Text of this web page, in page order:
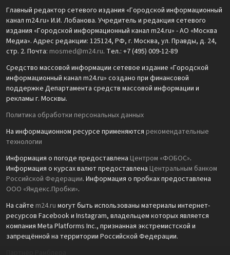
Главный редактор сетевого издания «Городской информационный
канал m24.ru» И.И. Лобанова. Учредитель и редакция сетевого
издания «Городской информационный канал m24.ru» - АО «Москва
Медиа». Адрес редакции: 125124, РФ, г. Москва, ул. Правды, д. 24,
стр. 2. Почта: mosmed@m24.ru. Тел.: +7 (495) 009-12-89
Средство массовой информации сетевое издание «Городской
информационный канал m24.ru» создано при финансовой
поддержке Департамента средств массовой информации и
рекламы г. Москвы.
Политика обработки персональных данных
На информационном ресурсе применяются рекомендательные
технологии
Информация о погоде предоставлена Центром «ФОБОС».
Информация о курсах валют предоставлена Центральным банком
Российской Федерации. Информация о пробках предоставлена
ООО «Яндекс.Пробки».
На сайте m24.ru могут быть использованы материалы интернет-
ресурсов Facebook и Instagram, владельцем которых является
компания Meta Platforms Inc., признанная экстремистской и
запрещённой на территории Российской Федерации.